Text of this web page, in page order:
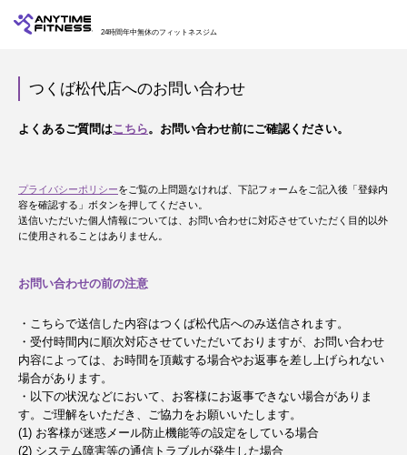
24時間年中無休のフィットネスジム
つくば松代店へのお問い合わせ
よくあるご質問はこちら。お問い合わせ前にご確認ください。
プライバシーポリシーをご覧の上問題なければ、下記フォームをご記入後「登録内
容を確認する」ボタンを押してください。
送信いただいた個人情報については、お問い合わせに対応させていただく目的以外
に使用されることはありません。
お問い合わせの前の注意
・こちらで送信した内容はつくば松代店へのみ送信されます。
・受付時間内に順次対応させていただいておりますが、お問い合わせ
内容によっては、お時間を頂戴する場合やお返事を差し上げられない
場合があります。
・以下の状況などにおいて、お客様にお返事できない場合がありま
す。ご理解をいただき、ご協力をお願いいたします。
(1) お客様が迷惑メール防止機能等の設定をしている場合
(2) システム障害等の通信トラブルが発生した場合